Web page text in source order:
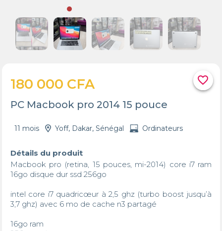
favorite_border
180 000 CFA
PC Macbook pro 2014 15 pouce
11 mois Yoff, Dakar, Sénégal Ordinateurs
Détails du produit
Macbook pro (retina, 15 pouces, mi-2014) core i7 ram
16go disque dur ssd 256go
intel core i7 quadricœur à 2,5 ghz (turbo boost jusqu’à
3,7 ghz) avec 6 mo de cache n3 partagé
16go ram